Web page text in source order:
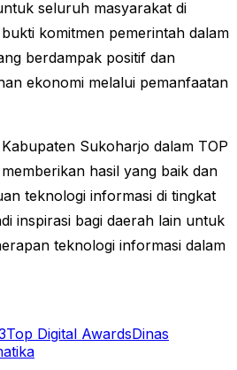
seluruh masyarakat di
komitmen pemerintah dalam
berdampak positif dan
ekonomi melalui pemanfaatan
Sukoharjo dalam TOP
hasil yang baik dan
teknologi informasi di tingkat
inspirasi bagi daerah lain untuk
teknologi informasi dalam
Top Digital AwardsDinas